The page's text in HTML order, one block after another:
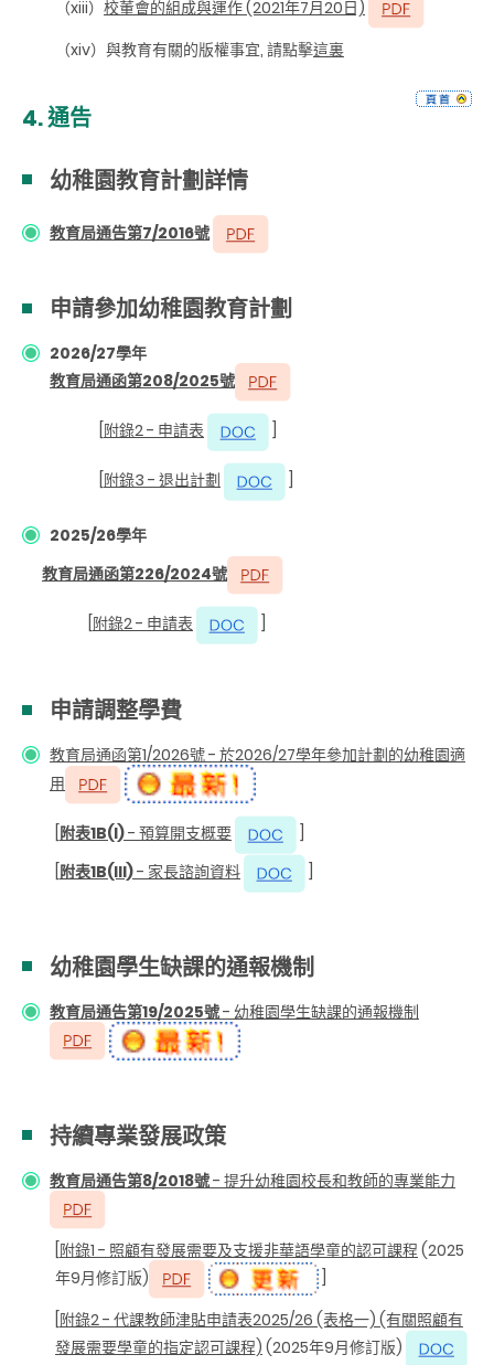
（xiii） 校董會的組成與運作 (2021年7月20日)
（xiv）與教育有關的版權事宜, 請點擊這裏
4.通告
幼稚園教育計劃詳情
教育局通告第7/2016號
申請參加幼稚園教育計劃
2026/27學年
教育局通函第208/2025號
附錄2 - 申請表
附錄3 - 退出計劃
2025/26學年
教育局通函第226/2024號
附錄2 - 申請表
申請調整學費
教育局通函第1/2026號 - 於2026/27學年參加計劃的幼稚園適
用
附表1B(I)- 預算開支概要
附表1B(III)- 家長諮詢資料
幼稚園學生缺課的通報機制
教育局通告第19/2025號- 幼稚園學生缺課的通報機制
持續專業發展政策
教育局通告第8/2018號- 提升幼稚園校長和教師的專業能力
[附錄1 - 照顧有發展需要及支援非華語學童的認可課程 (2025
年9月修訂版)
]
[附錄2 - 代課教師津貼申請表2025/26 (表格一) (有關照顧有
發展需要學童的指定認可課程) (2025年9月修訂版)